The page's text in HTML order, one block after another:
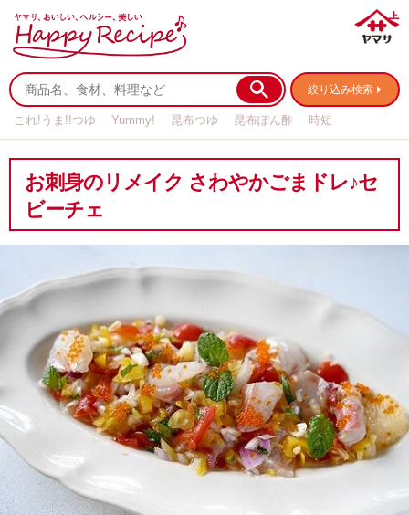
絞り込み検索
これ!うま!!つゆ Yummy! 昆布つゆ 昆布ぽん酢
時短
お刺身のリメイク さわやかごまドレ♪セ
ビーチェ